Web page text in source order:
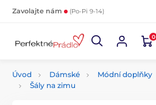
Zavolajte nám (Po-Pi 9-14)
0
Úvod Dámské Módní doplňky
Šály na zimu